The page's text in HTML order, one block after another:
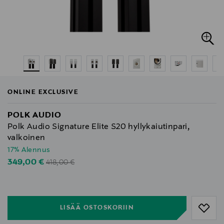
ONLINE EXCLUSIVE
POLK AUDIO
Polk Audio Signature Elite S20 hyllykaiutinpari,
valkoinen
17% Alennus
Discounted Price
349,00 €Original Price
418,00 €
LISÄÄ OSTOSKORIIN